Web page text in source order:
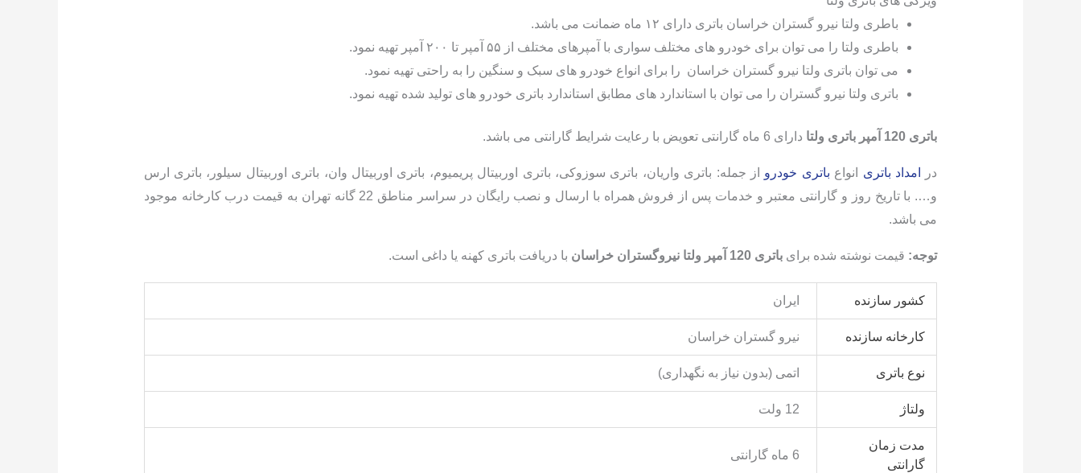
باطری ولتا نیرو گستران خراسان باتری دارای ۱۲ ماه ضمانت می باشد.
باطری ولتا را می توان برای خودرو های مختلف سواری با آمپرهای مختلف از ۵۵ آمپر تا ۲۰۰ آمپر تهیه نمود.
می توان باتری ولتا نیرو گستران خراسان را برای انواع خودرو های سبک و سنگین را به راحتی تهیه نمود.
باتری ولتا نیرو گستران را می توان با استاندارد های مطابق استاندارد باتری خودرو های تولید شده تهیه نمود.
باتری 120 آمپر باتری ولتا دارای 6 ماه گارانتی تعویض با رعایت شرایط گارانتی می باشد.
در امداد باتری انواع باتری خودرو از جمله: باتری واریان، باتری سوزوکی، باتری اوربیتال پریمیوم، باتری اوربیتال وان، باتری اوربیتال سیلور، باتری ارس
و…. با تاریخ روز و گارانتی معتبر و خدمات پس از فروش همراه با ارسال و نصب رایگان در سراسر مناطق 22 گانه تهران به قیمت درب کارخانه موجود
می باشد.
توجه: قیمت نوشته شده برای باتری 120 آمپر ولتا نیروگستران خراسان با دریافت باتری کهنه یا داغی است.
کشور سازنده ایران
کارخانه سازنده نیرو گستران خراسان
نوع باتری اتمی (بدون نیاز به نگهداری)
ولتاژ 12 ولت
مدت زمان
گارانتی
6 ماه گارانتی